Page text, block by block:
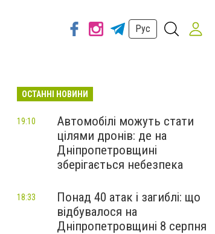
Рус
ОСТАННІ НОВИНИ
Автомобілі можуть стати
цілями дронів: де на
Дніпропетровщині
зберігається небезпека
19:10
Понад 40 атак і загиблі: що
відбувалося на
Дніпропетровщині 8 серпня
18:33